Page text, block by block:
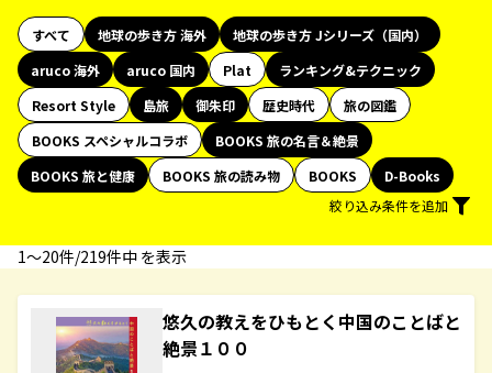
すべて 地球の歩き方 海外
地球の歩き方 Jシリーズ（国内）
aruco 海外
aruco 国内 Plat
ランキング&テクニック
Resort Style
島旅 御朱印 歴史時代
旅の図鑑
BOOKS スペシャルコラボ
BOOKS 旅の名言＆絶景
BOOKS 旅と健康
BOOKS 旅の読み物 BOOKS
D-Books
絞り込み条件を追加
1〜20件/219件中 を表示
悠久の教えをひもとく中国のことばと
絶景１００